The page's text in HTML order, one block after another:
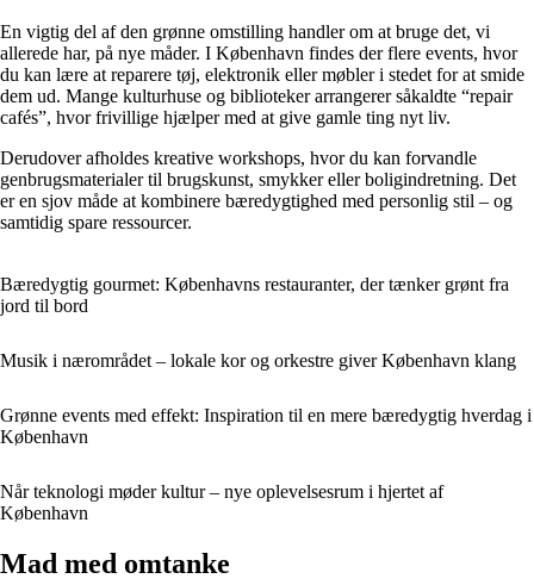
En vigtig del af den grønne omstilling handler om at bruge det, vi
allerede har, på nye måder. I København findes der flere events, hvor
du kan lære at reparere tøj, elektronik eller møbler i stedet for at smide
dem ud. Mange kulturhuse og biblioteker arrangerer såkaldte “repair
cafés”, hvor frivillige hjælper med at give gamle ting nyt liv.
Derudover afholdes kreative workshops, hvor du kan forvandle
genbrugsmaterialer til brugskunst, smykker eller boligindretning. Det
er en sjov måde at kombinere bæredygtighed med personlig stil – og
samtidig spare ressourcer.
Bæredygtig gourmet: Københavns restauranter, der tænker grønt fra
jord til bord
Musik i nærområdet – lokale kor og orkestre giver København klang
Grønne events med effekt: Inspiration til en mere bæredygtig hverdag i
København
Når teknologi møder kultur – nye oplevelsesrum i hjertet af
København
Mad med omtanke